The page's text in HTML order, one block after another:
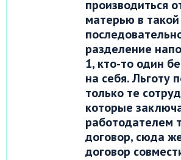
производиться
матерью в такой
разделение
1, кто-то один
на себя. Льготу
только те
которые
работодателем
договор, сюда
договор